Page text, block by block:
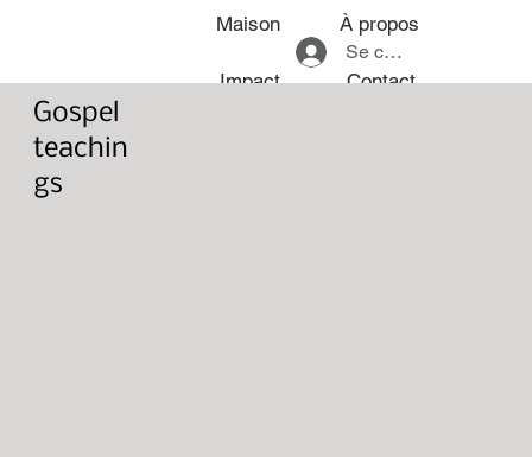
Maison À propos
Impact Contact
Se connecter
Gospel
teachin
gs